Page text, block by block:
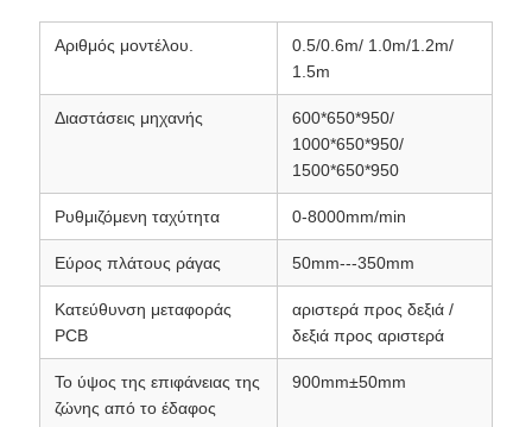
Αριθμός μοντέλου.
0.5/0.6m/ 1.0m/1.2m/
1.5m
Διαστάσεις μηχανής
600*650*950/
1000*650*950/
1500*650*950
Ρυθμιζόμενη ταχύτητα 0-8000mm/min
Εύρος πλάτους ράγας 50mm---350mm
Κατεύθυνση μεταφοράς
PCB
αριστερά προς δεξιά /
δεξιά προς αριστερά
Το ύψος της επιφάνειας της
ζώνης από το έδαφος
900mm±50mm